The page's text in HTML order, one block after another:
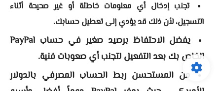
تجنب إدخال أي معلومات خاطئة أو غير صحيحة أثناء
التسجيل، لأن ذلك قد يؤدي إلى تعطيل حسابك.
يفضل الاحتفاظ برصيد صغير في حساب PayPal
الخاص بك بعد التفعيل لتجنب أي صعوبات فنية.
من المستحسن ربط الحساب المصرفي بالدولار